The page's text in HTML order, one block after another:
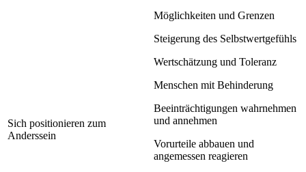
Sich positionieren zum
Anderssein
Möglichkeiten und Grenzen
Steigerung des Selbstwertgefühls
Wertschätzung und Toleranz
Menschen mit Behinderung
Beeinträchtigungen wahrnehmen
und annehmen
Vorurteile abbauen und
angemessen reagieren